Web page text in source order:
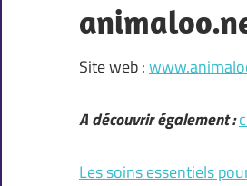
Site web :
A découvrir également :
Les soins essentiels